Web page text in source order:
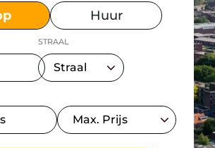
Huur
STRAAL